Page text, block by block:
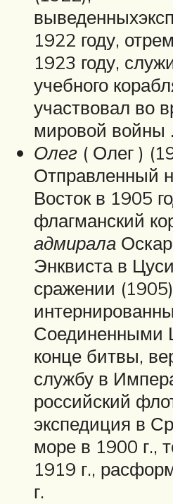
1922 году,
1923 году,
учебного
участвовал во
мировой войны .
Олег ( Олег )
Отправленный
Восток в 1905
флагманский
адмирала
Энквиста в
сражении
Соединенными
конце битвы,
службу в
российский
экспедиция в
море в 1900 г.,
1919 г.,
г.